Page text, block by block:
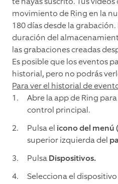
movimiento de Ring en la
180 días desde la
duración del
las grabaciones creadas
Es posible que los eventos
historial, pero no podrás
Para ver el historial de
Abre la app de Ring
control principal.
Pulsa el icono del menú
superior izquierda del
PulsaDispositivos.
Selecciona el